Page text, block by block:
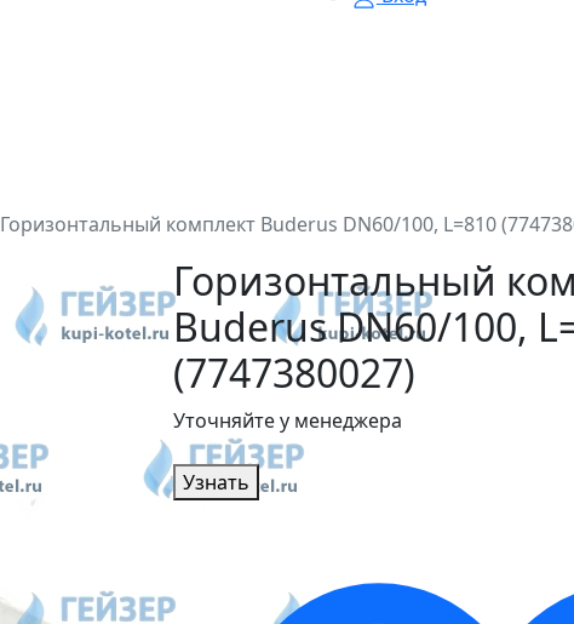
Горизонтальный комплект Buderus DN60/100, L=810
Горизонтальный
Buderus DN60/100,
(7747380027)
Уточняйте у менеджера
Узнать